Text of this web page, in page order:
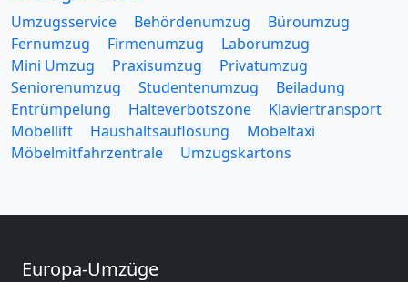
Umzugsservice Behördenumzug
Büroumzug
Fernumzug
Firmenumzug
Laborumzug
Mini Umzug
Praxisumzug
Privatumzug
Seniorenumzug
Studentenumzug
Beiladung
Entrümpelung
Halteverbotszone
Klaviertransport
Möbellift
Haushaltsauflösung
Möbeltaxi
Möbelmitfahrzentrale
Umzugskartons
Europa-Umzüge